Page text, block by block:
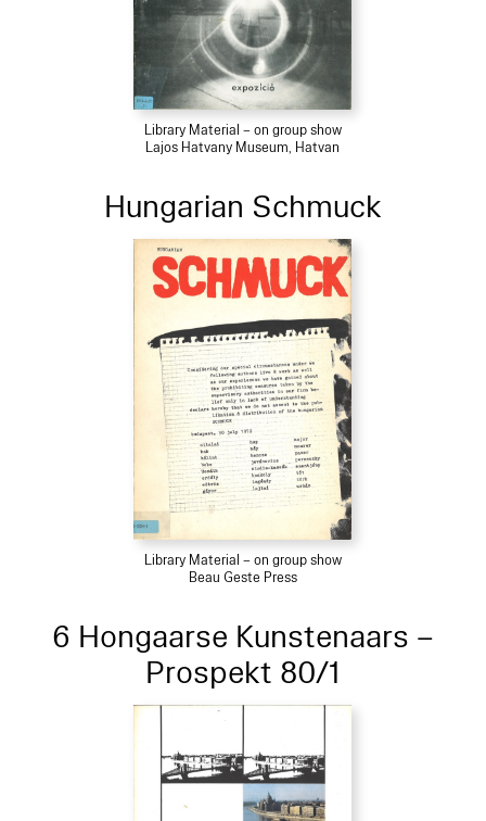
Library Material – on group show
Lajos Hatvany Museum, Hatvan
Hungarian Schmuck
Library Material – on group show
Beau Geste Press
6 Hongaarse Kunstenaars –
Prospekt 80/1